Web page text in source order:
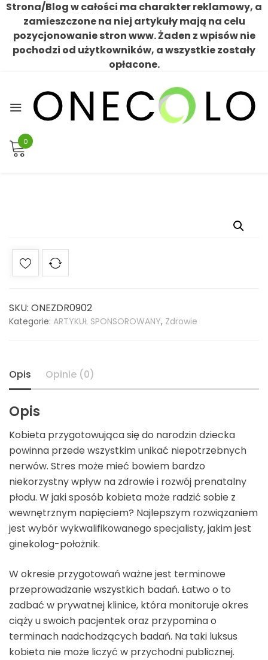
Strona/Blog w całości ma charakter reklamowy, a
zamieszczone na niej artykuły mają na celu
pozycjonowanie stron www. Żaden z wpisów nie
pochodzi od użytkowników, a wszystkie zostały
opłacone.
content
0
SKU: ONEZDR0902
Kategorie: ARTYKUŁ SPONSOROWANY, Zdrowie
Opis Opinie (0)
Opis
Kobieta przygotowująca się do narodzin dziecka
powinna przede wszystkim unikać niepotrzebnych
nerwów. Stres może mieć bowiem bardzo
niekorzystny wpływ na zdrowie i rozwój prenatalny
płodu. W jaki sposób kobieta może radzić sobie z
wewnętrznym napięciem? Najlepszym rozwiązaniem
jest wybór wykwalifikowanego specjalisty, jakim jest
ginekolog-położnik.
W okresie przygotowań ważne jest terminowe
przeprowadzanie wszystkich badań. Łatwo o to
zadbać w prywatnej klinice, która monitoruje okres
ciąży u swoich pacjentek oraz przypomina o
terminach nadchodzących badań. Na taki luksus
kobieta nie może liczyć w przychodni publicznej.